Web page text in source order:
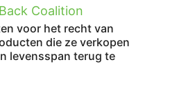
Coalition
voor het recht van
die ze verkopen
levensspan terug te